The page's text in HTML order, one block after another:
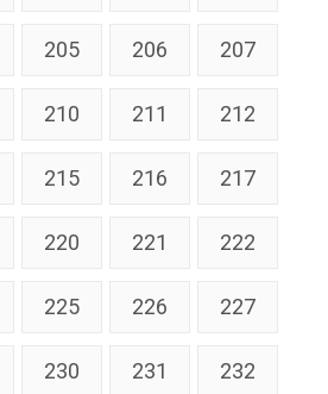
205 206 207
210 211 212
215 216 217
220 221 222
225 226 227
230 231 232